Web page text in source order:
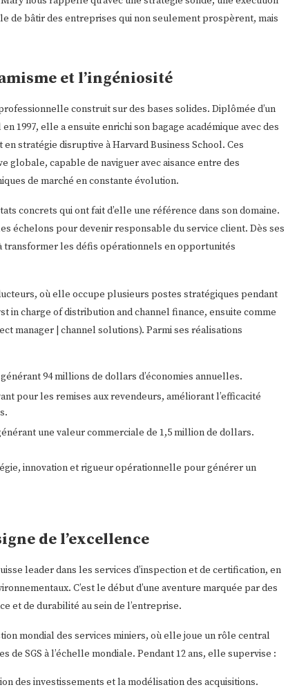
de bâtir des entreprises qui non seulement prospèrent, mais
et l’ingéniosité
construit sur des bases solides. Diplômée d’un
1997, elle a ensuite enrichi son bagage académique avec des
stratégie disruptive à Harvard Business School. Ces
globale, capable de naviguer avec aisance entre des
de marché en constante évolution.
concrets qui ont fait d’elle une référence dans son domaine.
échelons pour devenir responsable du service client. Dès ses
transformer les défis opérationnels en opportunités
où elle occupe plusieurs postes stratégiques pendant
in charge of distribution and channel finance, ensuite comme
manager | channel solutions). Parmi ses réalisations
94 millions de dollars d’économies annuelles.
pour les remises aux revendeurs, améliorant l’efficacité
une valeur commerciale de 1,5 million de dollars.
innovation et rigueur opérationnelle pour générer un
de l’excellence
leader dans les services d’inspection et de certification, en
C’est le début d’une aventure marquée par des
et de durabilité au sein de l’entreprise.
mondial des services miniers, où elle joue un rôle central
SGS à l’échelle mondiale. Pendant 12 ans, elle supervise :
des investissements et la modélisation des acquisitions.